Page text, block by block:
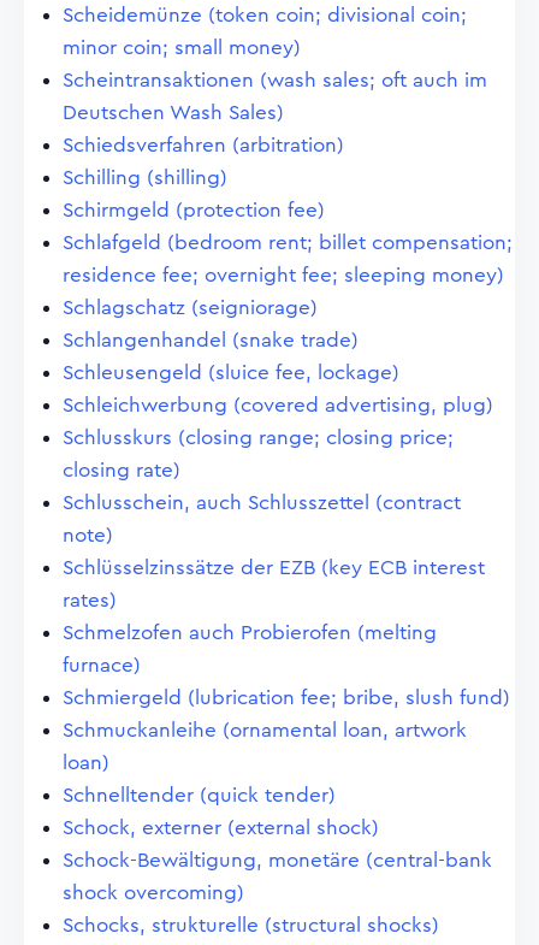
Scheidemünze (token coin; divisional coin;
minor coin; small money)
Scheintransaktionen (wash sales; oft auch im
Deutschen Wash Sales)
Schiedsverfahren (arbitration)
Schilling (shilling)
Schirmgeld (protection fee)
Schlafgeld (bedroom rent; billet compensation;
residence fee; overnight fee; sleeping money)
Schlagschatz (seigniorage)
Schlangenhandel (snake trade)
Schleusengeld (sluice fee, lockage)
Schleichwerbung (covered advertising, plug)
Schlusskurs (closing range; closing price;
closing rate)
Schlusschein, auch Schlusszettel (contract
note)
Schlüsselzinssätze der EZB (key ECB interest
rates)
Schmelzofen auch Probierofen (melting
furnace)
Schmiergeld (lubrication fee; bribe, slush fund)
Schmuckanleihe (ornamental loan, artwork
loan)
Schnelltender (quick tender)
Schock, externer (external shock)
Schock-Bewältigung, monetäre (central-bank
shock overcoming)
Schocks, strukturelle (structural shocks)